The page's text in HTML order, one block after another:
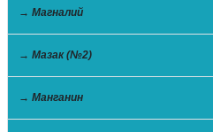
→ Магналий
→ Мазак (№2)
→ Манганин